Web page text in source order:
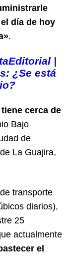
día de hoy
.
|
¿Se está
cerca de
Bajo
de
La Guajira,
transporte
diarios),
25
actualmente
el